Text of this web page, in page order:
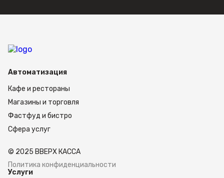
Автоматизация
Кафе и рестораны
Магазины и торговля
Фастфуд и бистро
Сфера услуг
© 2025 ВВЕРХ КАССА
Политика конфиденциальности
Услуги